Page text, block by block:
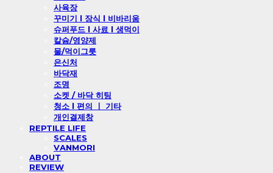
사육장
꾸미기 l 장식 l 비바리움
슈퍼푸드 l 사료 l 생먹이
칼슘/영양제
물/먹이그릇
은신처
바닥재
조명
소켓 / 바닥 히팅
청소 l 편의 ㅣ 기타
개인결제창
REPTILE LIFE
SCALES
VANMORI
ABOUT
REVIEW